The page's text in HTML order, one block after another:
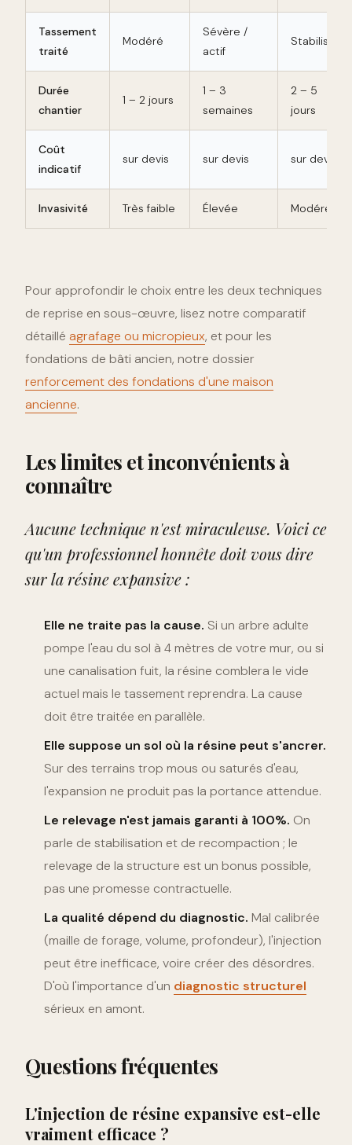
Tassement
traité
Modéré
Sévère /
actif
Stabilisé
Durée
chantier
1 – 2 jours
1 – 3
semaines
2 – 5
jours
Coût
indicatif
sur devis sur devis sur devis
Invasivité Très faible Élevée Modérée
Pour approfondir le choix entre les deux techniques
de reprise en sous-œuvre, lisez notre comparatif
détaillé agrafage ou micropieux, et pour les
fondations de bâti ancien, notre dossier
renforcement des fondations d'une maison
ancienne.
Les limites et inconvénients à
connaître
Aucune technique n'est miraculeuse. Voici ce
qu'un professionnel honnête doit vous dire
sur la résine expansive :
Elle ne traite pas la cause. Si un arbre adulte
pompe l'eau du sol à 4 mètres de votre mur, ou si
une canalisation fuit, la résine comblera le vide
actuel mais le tassement reprendra. La cause
doit être traitée en parallèle.
Elle suppose un sol où la résine peut s'ancrer.
Sur des terrains trop mous ou saturés d'eau,
l'expansion ne produit pas la portance attendue.
Le relevage n'est jamais garanti à 100%. On
parle de stabilisation et de recompaction ; le
relevage de la structure est un bonus possible,
pas une promesse contractuelle.
La qualité dépend du diagnostic. Mal calibrée
(maille de forage, volume, profondeur), l'injection
peut être inefficace, voire créer des désordres.
D'où l'importance d'un diagnostic structurel
sérieux en amont.
Questions fréquentes
L'injection de résine expansive est-elle
vraiment efficace ?